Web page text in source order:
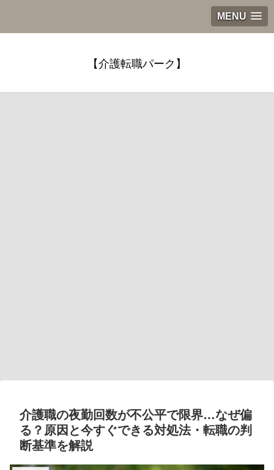
MENU
【介護転職パーク】
介護職の夜勤回数が不公平で限界…なぜ偏
る？原因と今すぐできる対処法・転職の判
断基準を解説